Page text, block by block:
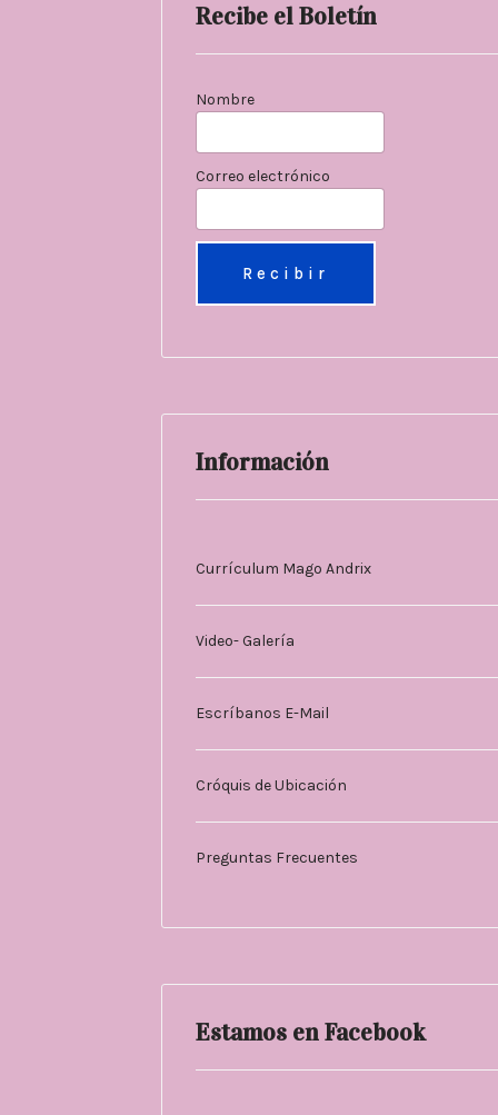
Recibe el Boletín
Nombre
Correo electrónico
Información
Currículum Mago Andrix
Video- Galería
Escríbanos E-Mail
Cróquis de Ubicación
Preguntas Frecuentes
Estamos en Facebook